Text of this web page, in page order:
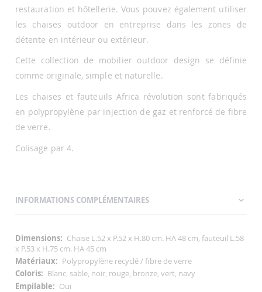
restauration et hôtellerie. Vous pouvez également utiliser
les chaises outdoor en entreprise dans les zones de
détente en intérieur ou extérieur.
Cette collection de mobilier outdoor design se définie
comme originale, simple et naturelle.
Les chaises et fauteuils Africa révolution sont fabriqués
en polypropylène par injection de gaz et renforcé de fibre
de verre.
Colisage par 4.
INFORMATIONS COMPLÉMENTAIRES
Informations
Complémentaires
Chaise L.52 x P.52 x H.80 cm. HA 48 cm, fauteuil L.58
x P.53 x H.75 cm. HA 45 cm
Polypropylène recyclé / fibre de verre
Blanc, sable, noir, rouge, bronze, vert, navy
Oui